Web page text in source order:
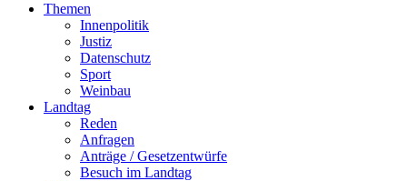
Themen
Innenpolitik
Justiz
Datenschutz
Sport
Weinbau
Landtag
Reden
Anfragen
Anträge / Gesetzentwürfe
Besuch im Landtag